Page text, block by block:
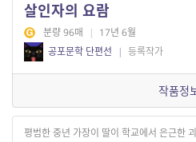
살인자의 요람
분량 96매 | 17년 6월
공포문학 단편선
| 등록작가
작품정
평범한 중년 가장이 딸이 학교에서 은근한